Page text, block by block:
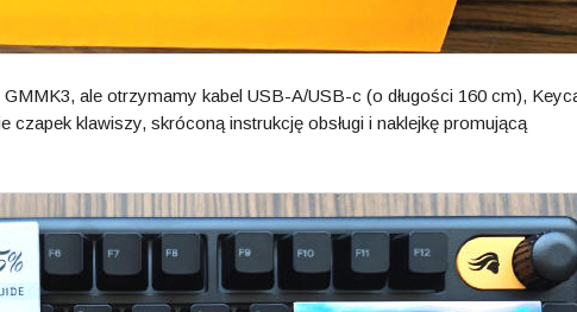
ale otrzymamy kabel USB-A/USB-c (o długości 160 cm),
czapek klawiszy, skróconą instrukcję obsługi i naklejkę promującą